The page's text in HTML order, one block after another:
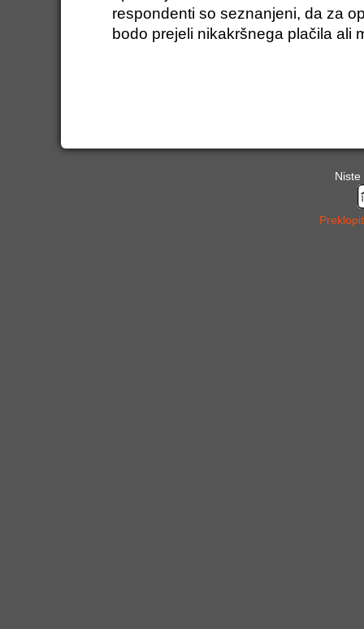
respondenti so seznanjeni, da za
bodo prejeli nikakršnega plačila ali